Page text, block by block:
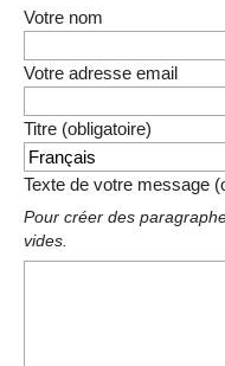
Votre nom
Votre adresse email
Titre (obligatoire)
Texte de votre message
Pour créer des
vides.